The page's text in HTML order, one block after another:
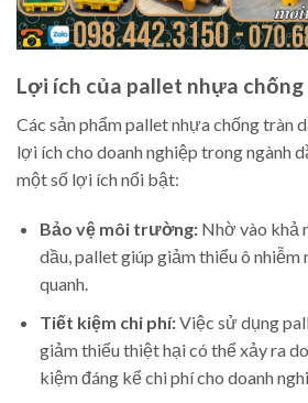
Lợi ích của pallet nhựa
Các sản phẩm pallet nhựa chống tràn
lợi ích cho doanh nghiệp trong ngành
một số lợi ích nổi bật:
Bảo vệ môi trường:Nhờ vào khả
dầu, pallet giúp giảm thiểu ô
quanh.
Tiết kiệm chi phí:Việc sử dụng
giảm thiểu thiệt hại có thể xảy ra
kiệm đáng kể chi phí cho doanh